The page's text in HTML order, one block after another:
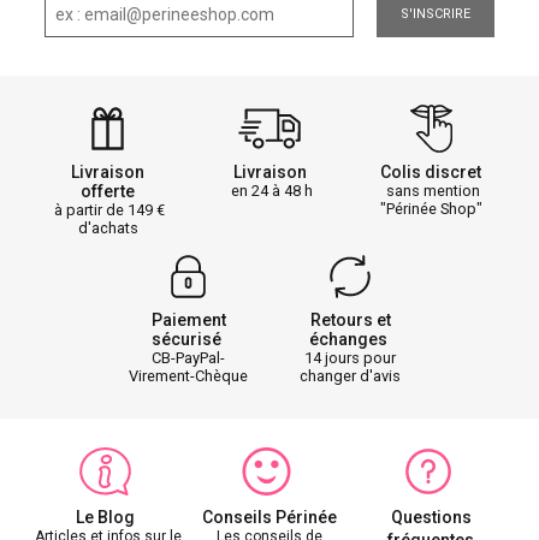
S'INSCRIRE
Livraison
offerte
à partir de 149
d'achats
Livraison
en 24 à 48 h
Colis discret
sans mention
"Périnée Shop"
Paiement
sécurisé
CB-PayPal-
Virement-Chèque
Retours et
échanges
14 jours pour
changer d'avis
Le Blog Conseils Périnée
Questions